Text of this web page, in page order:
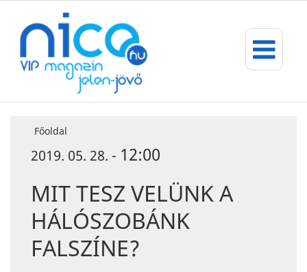
Főoldal
2019. 05. 28. - 12:00
MIT TESZ VELÜNK A
HÁLÓSZOBÁNK
FALSZÍNE?